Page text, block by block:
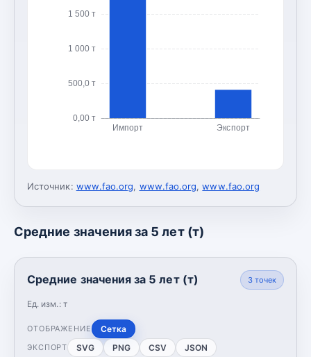
0,00 т
500,0 т
1 000 т
1 500 т
Импорт Экспорт
Источник: www.fao.org, www.fao.org,www.fao.org
Средние значения за 5 лет (т)
Средние значения за 5 лет (т)
Ед. изм.: т
3точек
ОТОБРАЖЕНИЕ Сетка
ЭКСПОРТ SVG PNG CSV JSON